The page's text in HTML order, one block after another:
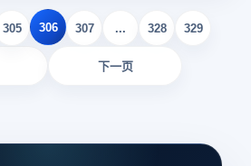
305 306 307 ... 328 329
下一页